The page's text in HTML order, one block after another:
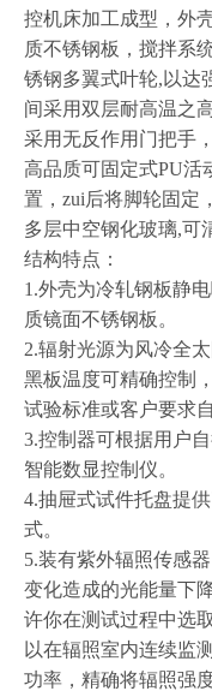
控机床加工成型，外
质不锈钢板，搅拌系
锈钢多翼式叶轮,以达
间采用双层耐高温之
采用无反作用门把手
高品质可固定式PU活
置，zui后将脚轮固定
多层中空钢化玻璃,可
结构特点：
1.外壳为冷轧钢板静
质镜面不锈钢板。
2.辐射光源为风冷全
黑板温度可精确控制
试验标准或客户要求
3.控制器可根据用户
智能数显控制仪。
4.抽屉式试件托盘提
式。
5.装有紫外辐照传感
变化造成的光能量下
许你在测试过程中选
以在辐照室内连续监
功率，精确将辐照强